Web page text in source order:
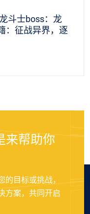
斗士boss：龙
：征战异界，逐
来帮助你
目标或挑战，
方案，共同开启